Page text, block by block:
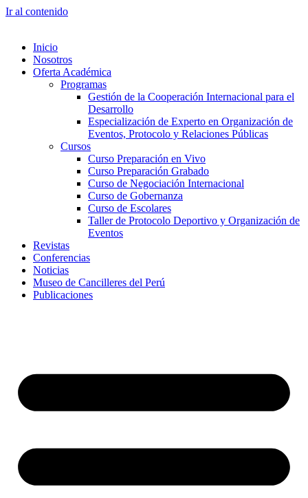
Ir al contenido
Inicio
Nosotros
Oferta Académica
Programas
Gestión de la Cooperación Internacional para el
Desarrollo
Especialización de Experto en Organización de
Eventos, Protocolo y Relaciones Públicas
Cursos
Curso Preparación en Vivo
Curso Preparación Grabado
Curso de Negociación Internacional
Curso de Gobernanza
Curso de Escolares
Taller de Protocolo Deportivo y Organización de
Eventos
Revistas
Conferencias
Noticias
Museo de Cancilleres del Perú
Publicaciones